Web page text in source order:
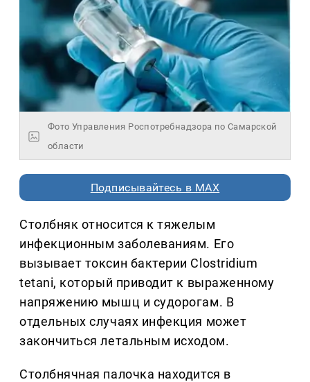
Фото Управления Роспотребнадзора по Самарской
области
Подписывайтесь в MAX
Столбняк относится к тяжелым
инфекционным заболеваниям. Его
вызывает токсин бактерии Clostridium
tetani, который приводит к выраженному
напряжению мышц и судорогам. В
отдельных случаях инфекция может
закончиться летальным исходом.
Столбнячная палочка находится в